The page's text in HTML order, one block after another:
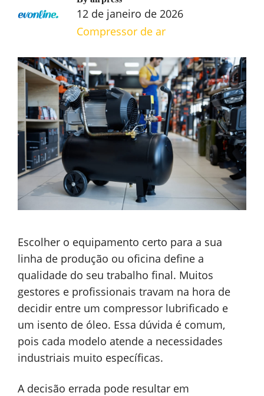
12 de janeiro de 2026
Compressor de ar
Escolher o equipamento certo para a sua
linha de produção ou oficina define a
qualidade do seu trabalho final. Muitos
gestores e profissionais travam na hora de
decidir entre um compressor lubrificado e
um isento de óleo. Essa dúvida é comum,
pois cada modelo atende a necessidades
industriais muito específicas.
A decisão errada pode resultar em